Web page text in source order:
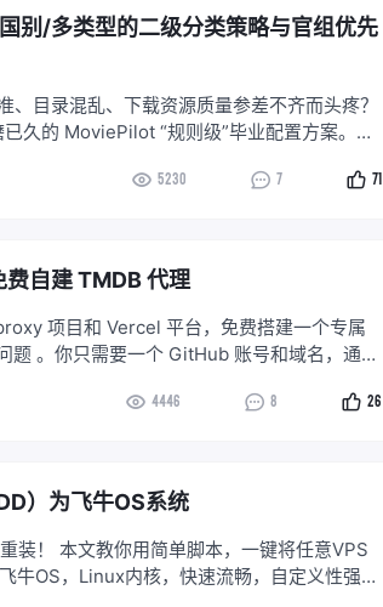
别/多类型的二级分类策略与官组优先
目录混乱、下载资源质量参差不齐而头疼？
久的 MoviePilot “规则级”毕业配置方案。这
），到官组优先的硬核洗版逻辑（自动优选
最省心的自动化家庭影院！
5230 7 71
自建 TMDB 代理
项目和 Vercel 平台，免费搭建一个专属
题 。你只需要一个 GitHub 账号和域名，通过
4446 8 26
）为飞牛OS系统